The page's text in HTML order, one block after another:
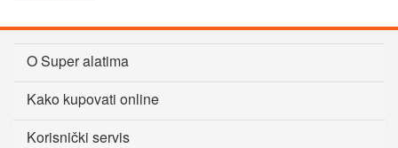
O Super alatima
Kako kupovati online
Korisnički servis